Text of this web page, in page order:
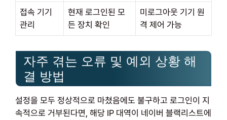
접속 기기
관리
현재 로그인된 모
든 장치 확인
미로그아웃 기기 원
격 제어 가능
자주 겪는 오류 및 예외 상황 해
결 방법
설정을 모두 정상적으로 마쳤음에도 불구하고 로그인이 지
속적으로 거부된다면, 해당 IP 대역이 네이버 블랙리스트에